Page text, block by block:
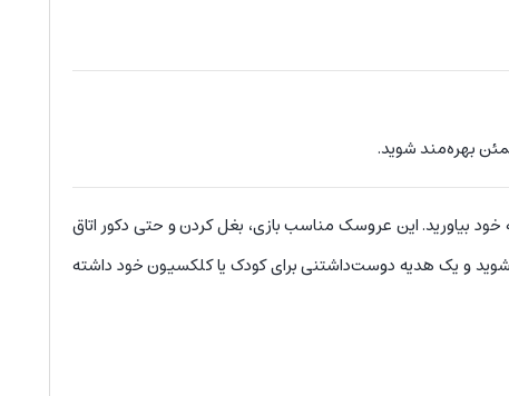
بهره‌مند شوید.
بیاورید. این عروسک مناسب بازی، بغل کردن و حتی دکور اتاق
و یک هدیه دوست‌داشتنی برای کودک یا کلکسیون خود داشته